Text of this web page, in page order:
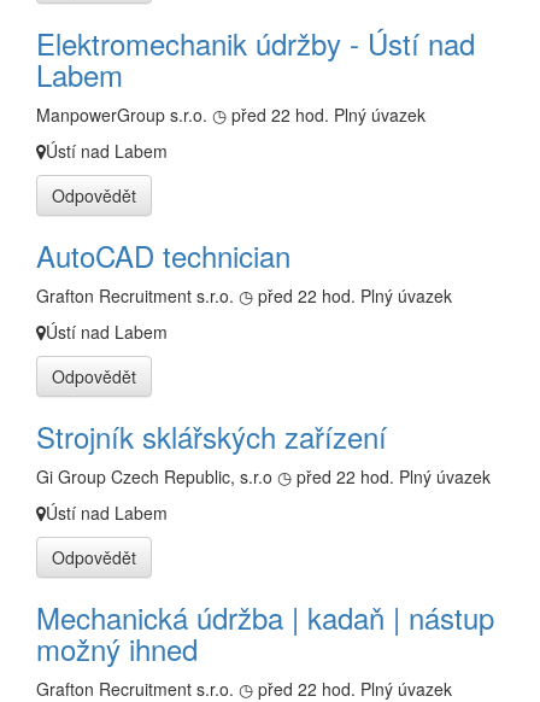
Elektromechanik údržby - Ústí nad
Labem
ManpowerGroup s.r.o. ◷ před 22 hod. Plný úvazek
Ústí nad Labem
Odpovědět
AutoCAD technician
Grafton Recruitment s.r.o. ◷ před 22 hod. Plný úvazek
Ústí nad Labem
Odpovědět
Strojník sklářských zařízení
Gi Group Czech Republic, s.r.o ◷ před 22 hod. Plný úvazek
Ústí nad Labem
Odpovědět
Mechanická údržba | kadaň | nástup
možný ihned
Grafton Recruitment s.r.o. ◷ před 22 hod. Plný úvazek